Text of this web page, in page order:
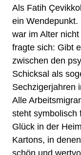
Als Fatih
ein
war im Alter
fragte sich: Gibt
zwischen den
Schicksal als
Sechzigerjahren
Alle
steht symbolisch
Glück in der
Kartons, in
schön und